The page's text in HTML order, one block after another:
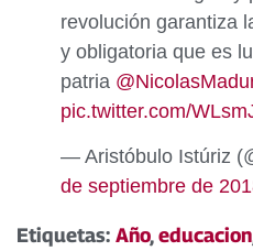
revolución garantiza
y obligatoria que es
patria
pic.twitter.com/
— Aristóbulo Istúriz
de septiembre de
Etiquetas: Año,educacion